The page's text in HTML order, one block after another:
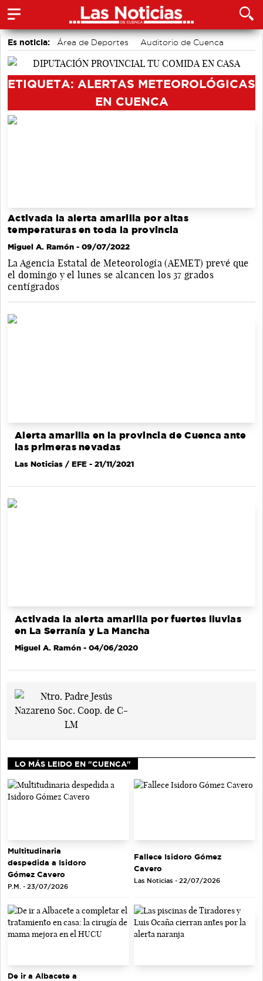
Es noticia: Área de Deportes
Auditorio de Cuenca
Bádminton
Actividades culturales en Cuenca
ETIQUETA: ALERTAS METEOROLÓGICAS
EN CUENCA
Activada la alerta amarilla por altas
temperaturas en toda la provincia
Miguel A. Ramón - 09/07/2022
La Agencia Estatal de Meteorología (AEMET) prevé que
el domingo y el lunes se alcancen los 37 grados
centígrados
Alerta amarilla en la provincia de Cuenca ante
las primeras nevadas
Las Noticias / EFE - 21/11/2021
Activada la alerta amarilla por fuertes lluvias
en La Serranía y La Mancha
Miguel A. Ramón - 04/06/2020
LO MÁS LEIDO EN "CUENCA"
Multitudinaria
despedida a Isidoro
Gómez Cavero
P.M. - 23/07/2026
Fallece Isidoro Gómez
Cavero
Las Noticias - 22/07/2026
De ir a Albacete a